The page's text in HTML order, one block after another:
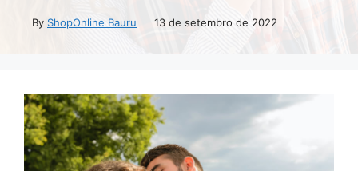
By ShopOnline Bauru 13 de setembro de 2022